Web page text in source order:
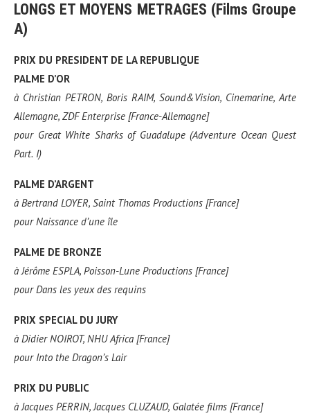
LONGS ET MOYENS METRAGES (Films Groupe
A)
PRIX DU PRESIDENT DE LA REPUBLIQUE
PALME D’OR
à Christian PETRON, Boris RAIM, Sound&Vision, Cinemarine, Arte
Allemagne, ZDF Enterprise [France-Allemagne]
pour Great White Sharks of Guadalupe (Adventure Ocean Quest
Part. I)
PALME D’ARGENT
à Bertrand LOYER, Saint Thomas Productions [France]
pour Naissance d’une île
PALME DE BRONZE
à Jérôme ESPLA, Poisson-Lune Productions [France]
pour Dans les yeux des requins
PRIX SPECIAL DU JURY
à Didier NOIROT, NHU Africa [France]
pour Into the Dragon’s Lair
PRIX DU PUBLIC
à Jacques PERRIN, Jacques CLUZAUD, Galatée films [France]